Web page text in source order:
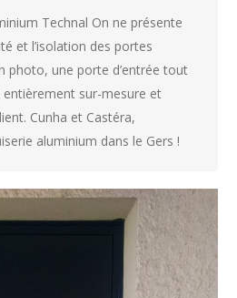
Technal On ne présente
et l’isolation des portes
photo, une porte d’entrée tout
sur-mesure et
Cunha et Castéra,
aluminium dans le Gers !